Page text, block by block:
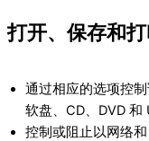
打开、保存和
通过相应的选项控
软盘、CD、DVD 和
控制或阻止以网络